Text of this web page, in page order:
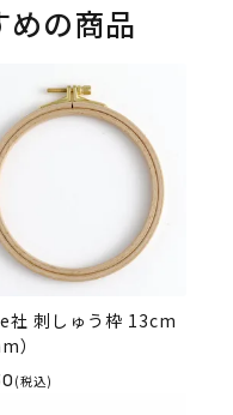
めの商品
社 刺しゅう枠 13cm
）
(税込)